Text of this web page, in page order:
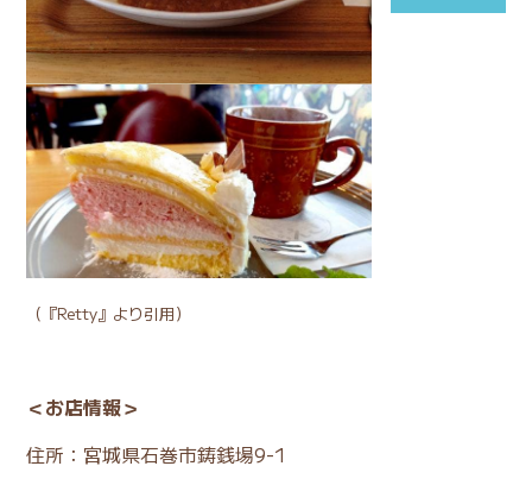
（ 『Retty』 より引用）
＜お店情報＞
住所：宮城県石巻市鋳銭場9-1